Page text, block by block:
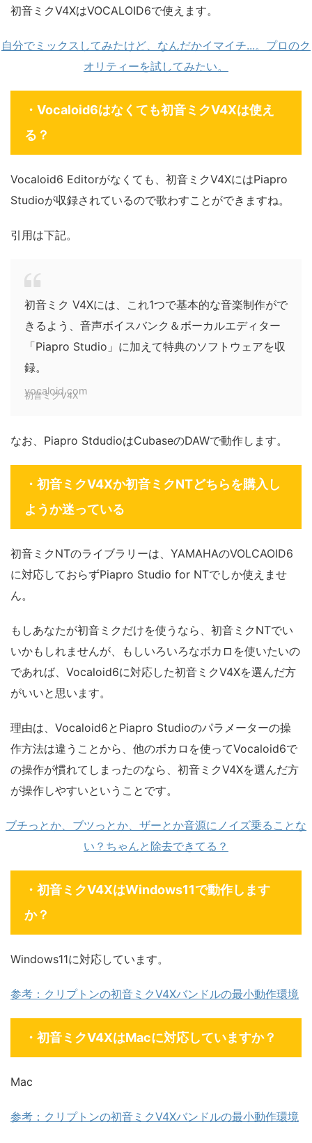
初音ミクV4XはVOCALOID6で使えます。
自分でミックスしてみたけど、なんだかイマイチ...。プロのク
オリティーを試してみたい。
・Vocaloid6はなくても初音ミクV4Xは使え
る？
Vocaloid6 Editorがなくても、初音ミクV4XにはPiapro
Studioが収録されているので歌わすことができますね。
引用は下記。
初音ミク V4Xには、これ1つで基本的な音楽制作がで
きるよう、音声ボイスバンク＆ボーカルエディター
「Piapro Studio」に加えて特典のソフトウェアを収
録。
vocaloid.com
初音ミクV4X
なお、Piapro StdudioはCubaseのDAWで動作します。
・初音ミクV4Xか初音ミクNTどちらを購入し
ようか迷っている
初音ミクNTのライブラリーは、YAMAHAのVOLCAOID6
に対応しておらずPiapro Studio for NTでしか使えませ
ん。
もしあなたが初音ミクだけを使うなら、初音ミクNTでい
いかもしれませんが、もしいろいろなボカロを使いたいの
であれば、Vocaloid6に対応した初音ミクV4Xを選んだ方
がいいと思います。
理由は、Vocaloid6とPiapro Studioのパラメーターの操
作方法は違うことから、他のボカロを使ってVocaloid6で
の操作が慣れてしまったのなら、初音ミクV4Xを選んだ方
が操作しやすいということです。
ブチっとか、ブツっとか、ザーとか音源にノイズ乗ることな
い？ちゃんと除去できてる？
・初音ミクV4XはWindows11で動作します
か？
Windows11に対応しています。
参考：クリプトンの初音ミクV4Xバンドルの最小動作環境
・初音ミクV4XはMacに対応していますか？
Mac
参考：クリプトンの初音ミクV4Xバンドルの最小動作環境